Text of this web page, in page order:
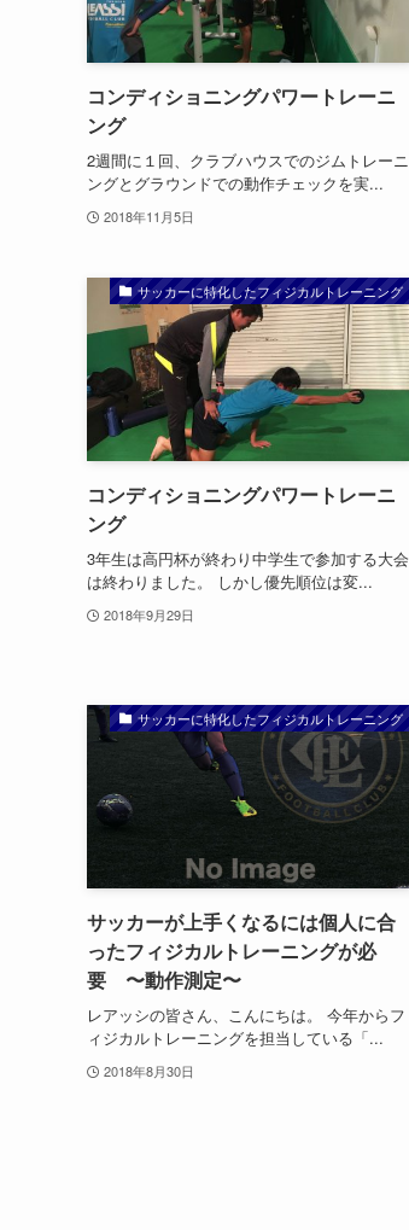
コンディショニングパワートレーニ
ング
2週間に１回、クラブハウスでのジムトレーニ
ングとグラウンドでの動作チェックを実...
2018年11月5日
サッカーに特化したフィジカルトレーニング
コンディショニングパワートレーニ
ング
3年生は高円杯が終わり中学生で参加する大会
は終わりました。 しかし優先順位は変...
2018年9月29日
サッカーに特化したフィジカルトレーニング
サッカーが上手くなるには個人に合
ったフィジカルトレーニングが必
要 〜動作測定〜
レアッシの皆さん、こんにちは。 今年からフ
ィジカルトレーニングを担当している「...
2018年8月30日